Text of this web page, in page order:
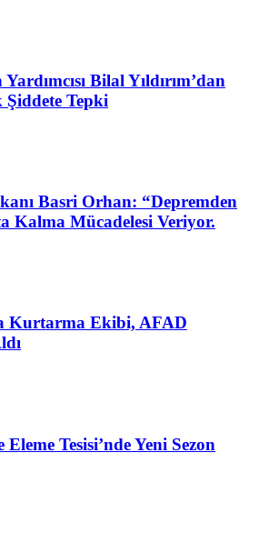
Bilal Yıldırım’dan
Şiddete Tepki
Basri Orhan: “Depremden
Kalma Mücadelesi Veriyor.
Kurtarma Ekibi, AFAD
Eleme Tesisi’nde Yeni Sezon